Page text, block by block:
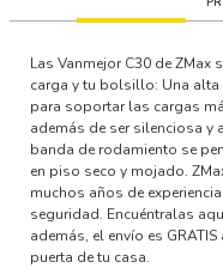
Las Vanmejor C30 de
carga y tu bolsillo: Una alta
para soportar las cargas
además de ser silenciosa y
banda de rodamiento se
en piso seco y mojado.
muchos años de
seguridad. Encuéntralas
además, el envío es
puerta de tu casa.